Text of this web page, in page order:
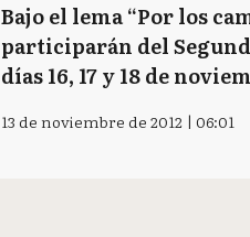
Bajo el lema “Por los
participarán del
días 16, 17 y 18 de
13 de noviembre de 2012 | 06:01